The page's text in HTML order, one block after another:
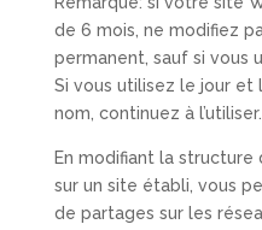
de 6 mois, ne modifiez
permanent, sauf si vous
Si vous utilisez le jour
nom, continuez à l’utiliser.
En modifiant la
sur un site établi, vous
de partages sur les